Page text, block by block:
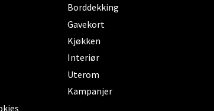
Borddekking
Gavekort
Kjøkken
Interiør
Uterom
Kampanjer
Thon Senter Ski
Jernbanesvingen 6, 1400 Ski